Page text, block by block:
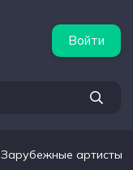
Войти
Зарубежные артисты